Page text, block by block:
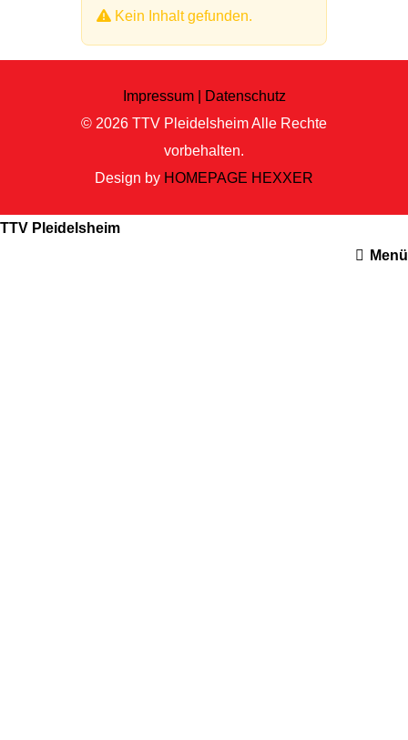
Kein Inhalt gefunden.
Impressum |
Datenschutz
© 2026 TTV PleidelsheimAlle Rechte
vorbehalten.
Design by HOMEPAGE HEXXER
TTV Pleidelsheim
Menü